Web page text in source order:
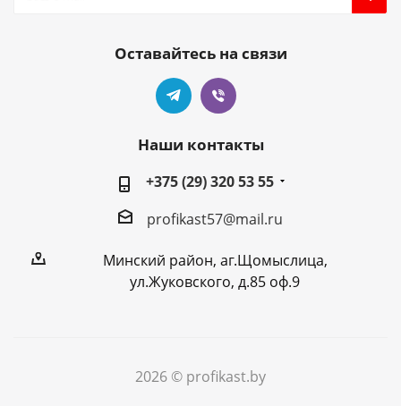
Оставайтесь на связи
Наши контакты
+375 (29) 320 53 55
profikast57@mail.ru
Минский район, аг.Щомыслица,
ул.Жуковского, д.85 оф.9
2026 © profikast.by